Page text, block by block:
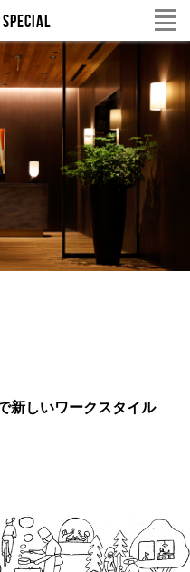
SPECIAL
新しいワークスタイル